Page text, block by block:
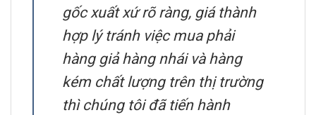
gốc xuất xứ rõ ràng, giá thành
hợp lý tránh việc mua phải
hàng giả hàng nhái và hàng
kém chất lượng trên thị trường
thì chúng tôi đã tiến hành